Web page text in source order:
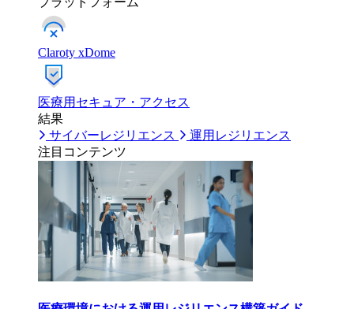
Claroty xDome
医療用セキュア・アクセス
結果
サイバーレジリエンス
運用レジリエンス
注目コンテンツ